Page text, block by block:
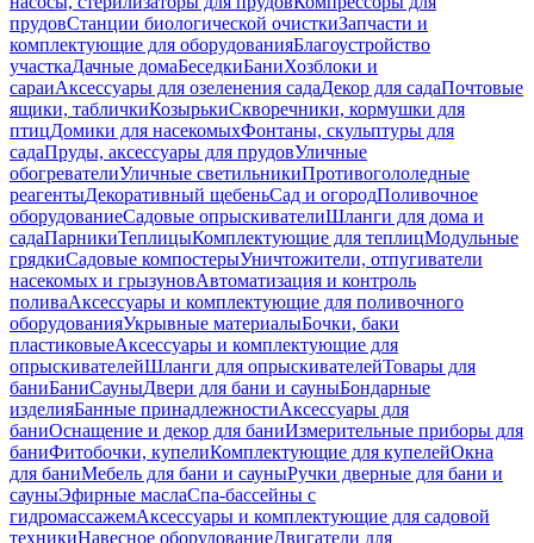
прудовСтанции биологической очисткиЗапчасти и
комплектующие для оборудованияБлагоустройство
участкаДачные домаБеседкиБаниХозблоки и
сараиАксессуары для озеленения садаДекор для садаПочтовые
ящики, табличкиКозырькиСкворечники, кормушки для
птицДомики для насекомыхФонтаны, скульптуры для
садаПруды, аксессуары для прудовУличные
обогревателиУличные светильникиПротивогололедные
реагентыДекоративный щебеньСад и огородПоливочное
оборудованиеСадовые опрыскивателиШланги для дома и
садаПарникиТеплицыКомплектующие для теплицМодульные
грядкиСадовые компостерыУничтожители, отпугиватели
насекомых и грызуновАвтоматизация и контроль
поливаАксессуары и комплектующие для поливочного
оборудованияУкрывные материалыБочки, баки
пластиковыеАксессуары и комплектующие для
опрыскивателейШланги для опрыскивателейТовары для
баниБаниСауныДвери для бани и сауныБондарные
изделияБанные принадлежностиАксессуары для
баниОснащение и декор для баниИзмерительные приборы для
баниФитобочки, купелиКомплектующие для купелейОкна
для баниМебель для бани и сауныРучки дверные для бани и
сауныЭфирные маслаСпа-бассейны с
гидромассажемАксессуары и комплектующие для садовой
техникиНавесное оборудованиеДвигатели для